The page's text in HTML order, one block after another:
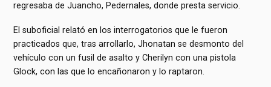
regresaba de Juancho, Pedernales, donde presta servicio.
El suboficial relató en los interrogatorios que le fueron
practicados que, tras arrollarlo, Jhonatan se desmonto del
vehículo con un fusil de asalto y Cherilyn con una pistola
Glock, con las que lo encañonaron y lo raptaron.